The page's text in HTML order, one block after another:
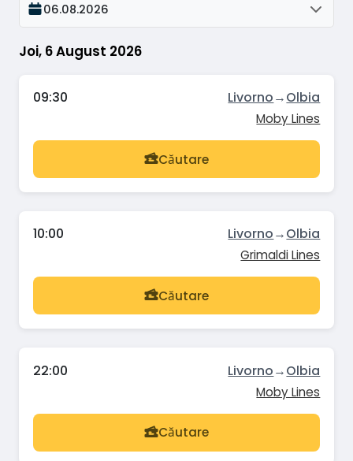
Joi, 6 August 2026
06.08.2026
09:30 Livorno→Olbia
Moby Lines
Căutare
10:00 Livorno→Olbia
Grimaldi Lines
Căutare
22:00 Livorno→Olbia
Moby Lines
Căutare